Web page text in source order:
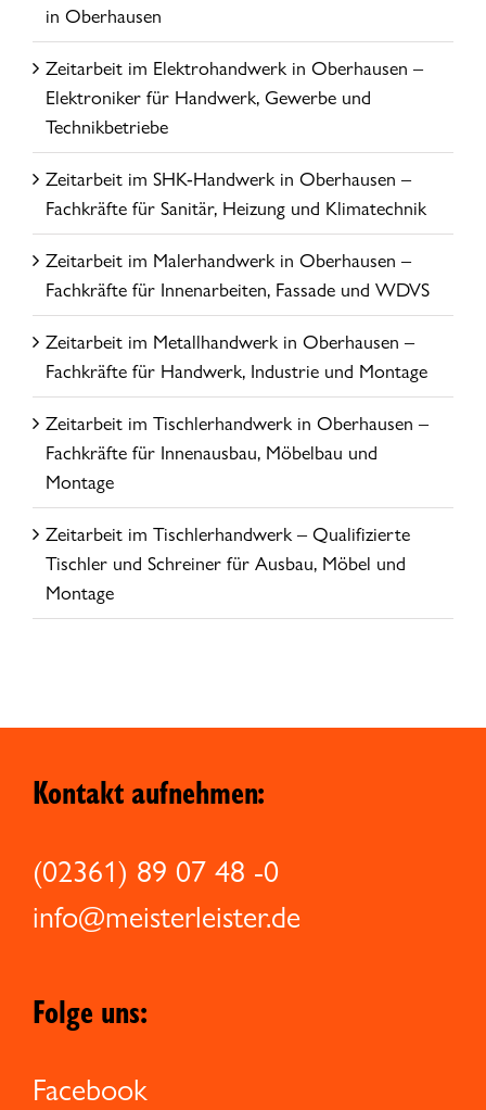
in Oberhausen
Zeitarbeit im Elektrohandwerk in Oberhausen –
Elektroniker für Handwerk, Gewerbe und
Technikbetriebe
Zeitarbeit im SHK-Handwerk in Oberhausen –
Fachkräfte für Sanitär, Heizung und Klimatechnik
Zeitarbeit im Malerhandwerk in Oberhausen –
Fachkräfte für Innenarbeiten, Fassade und WDVS
Zeitarbeit im Metallhandwerk in Oberhausen –
Fachkräfte für Handwerk, Industrie und Montage
Zeitarbeit im Tischlerhandwerk in Oberhausen –
Fachkräfte für Innenausbau, Möbelbau und
Montage
Zeitarbeit im Tischlerhandwerk – Qualifizierte
Tischler und Schreiner für Ausbau, Möbel und
Montage
Kontakt aufnehmen:
(02361) 89 07 48 -0
info@meisterleister.de
Folge uns:
Facebook